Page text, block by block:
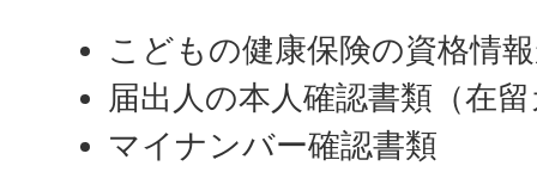
こどもの健康保険の資格情
届出人の本人確認書類（在
マイナンバー確認書類